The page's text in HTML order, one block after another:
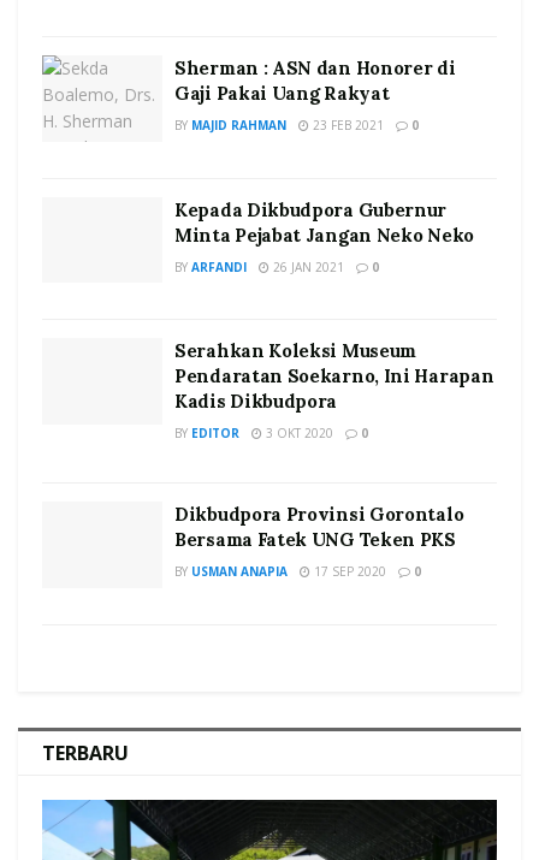
Sherman : ASN dan Honorer di
Gaji Pakai Uang Rakyat
BY MAJID RAHMAN 23 FEB 2021 0
Kepada Dikbudpora Gubernur
Minta Pejabat Jangan Neko Neko
BY ARFANDI 26 JAN 2021 0
Serahkan Koleksi Museum
Pendaratan Soekarno, Ini Harapan
Kadis Dikbudpora
BY EDITOR 3 OKT 2020 0
Dikbudpora Provinsi Gorontalo
Bersama Fatek UNG Teken PKS
BY USMAN ANAPIA 17 SEP 2020 0
TERBARU